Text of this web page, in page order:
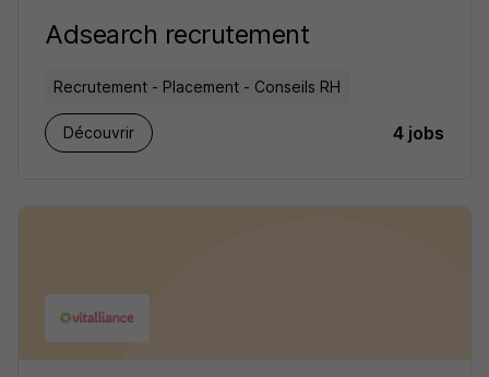
Adsearch recrutement
Recrutement - Placement - Conseils RH
Découvrir 4 jobs